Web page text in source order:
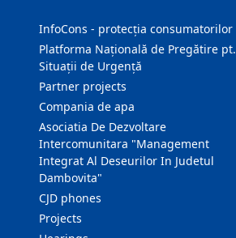
InfoCons - protecția consumatorilor
Platforma Națională de Pregătire pt.
Situații de Urgență
Partner projects
Compania de apa
Asociatia De Dezvoltare
Intercomunitara "Management
Integrat Al Deseurilor In Judetul
Dambovita"
CJD phones
Projects